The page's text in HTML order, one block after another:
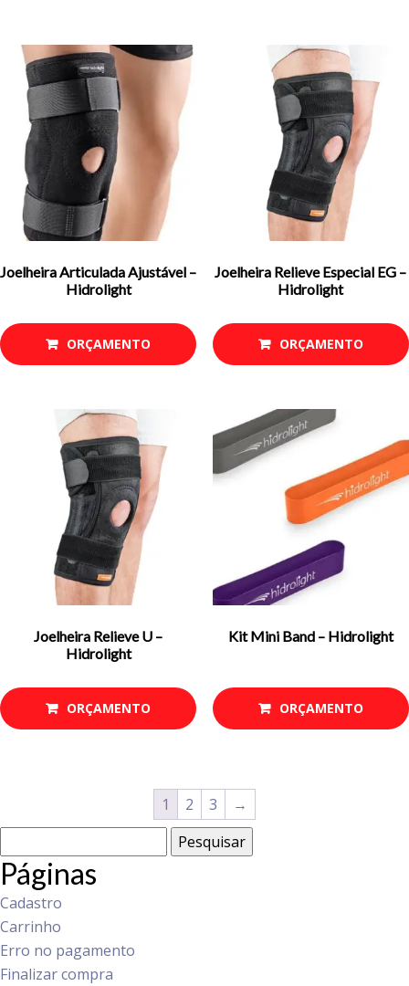
Joelheira Articulada Ajustável –
Hidrolight
ORÇAMENTO
Joelheira Relieve Especial EG –
Hidrolight
ORÇAMENTO
Joelheira Relieve U –
Hidrolight
ORÇAMENTO
Kit Mini Band – Hidrolight
ORÇAMENTO
1 2 3
→
por:
Páginas
Cadastro
Carrinho
Erro no pagamento
Finalizar compra